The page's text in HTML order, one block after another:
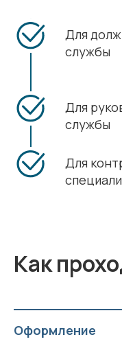
Для
службы
Для
службы
Для
Как
Оформление